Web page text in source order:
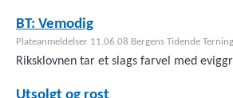
BT: Vemodig
Plateanmeldelser 11.06.08 Bergens Tidende
Riksklovnen tar et slags farvel med